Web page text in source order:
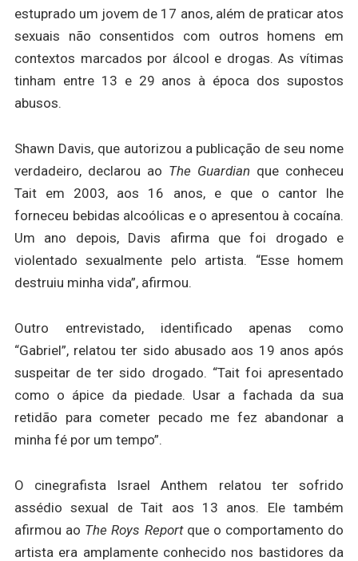
estuprado um jovem de 17 anos, além de praticar atos
sexuais não consentidos com outros homens em
contextos marcados por álcool e drogas. As vítimas
tinham entre 13 e 29 anos à época dos supostos
abusos.
Shawn Davis, que autorizou a publicação de seu nome
verdadeiro, declarou ao The Guardian que conheceu
Tait em 2003, aos 16 anos, e que o cantor lhe
forneceu bebidas alcoólicas e o apresentou à cocaína.
Um ano depois, Davis afirma que foi drogado e
violentado sexualmente pelo artista. “Esse homem
destruiu minha vida”, afirmou.
Outro entrevistado, identificado apenas como
“Gabriel”, relatou ter sido abusado aos 19 anos após
suspeitar de ter sido drogado. “Tait foi apresentado
como o ápice da piedade. Usar a fachada da sua
retidão para cometer pecado me fez abandonar a
minha fé por um tempo”.
O cinegrafista Israel Anthem relatou ter sofrido
assédio sexual de Tait aos 13 anos. Ele também
afirmou ao The Roys Reportque o comportamento do
artista era amplamente conhecido nos bastidores da